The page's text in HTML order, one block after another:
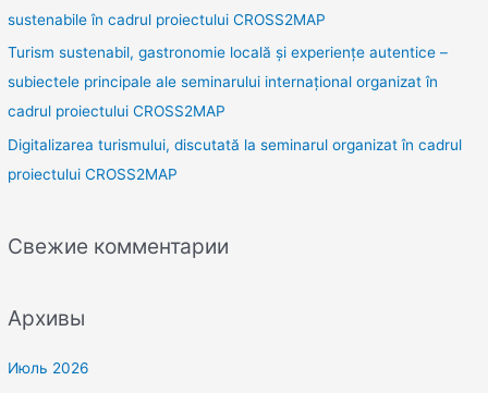
sustenabile în cadrul proiectului CROSS2MAP
Turism sustenabil, gastronomie locală și experiențe autentice –
subiectele principale ale seminarului internațional organizat în
cadrul proiectului CROSS2MAP
Digitalizarea turismului, discutată la seminarul organizat în cadrul
proiectului CROSS2MAP
Свежие комментарии
Архивы
Июль 2026